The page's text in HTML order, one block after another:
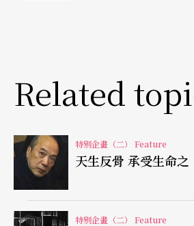
Related
特別企畫（二） Feature
天生反骨 承受生命之
特別企畫（二） Feature